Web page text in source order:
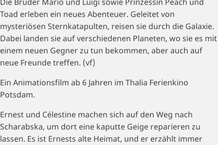
Toad erleben ein neues Abenteuer. Geleitet von
mysteriösen Sternkatapulten, reisen sie durch die Galaxie.
Dabei landen sie auf verschiedenen Planeten, wo sie es mit
einem neuen Gegner zu tun bekommen, aber auch auf
neue Freunde treffen. (vf)
Ein Animationsfilm ab 6 Jahren im Thalia Ferienkino
Potsdam.
Ernest und Célestine machen sich auf den Weg nach
Scharabska, um dort eine kaputte Geige reparieren zu
lassen. Es ist Ernests alte Heimat, und er erzählt immer